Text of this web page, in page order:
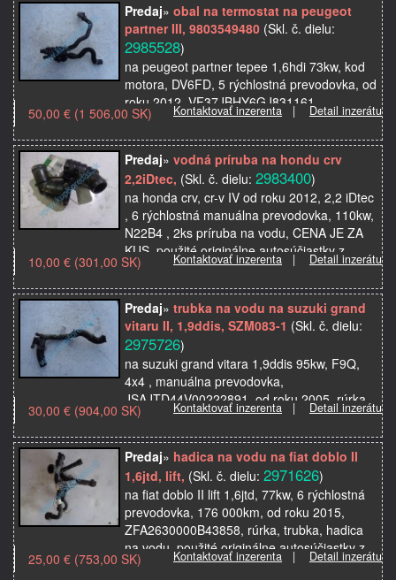
Predaj» obal na termostat na peugeot
partner III, 9803549480 (Skl. č. dielu:
2985528)
na peugeot partner tepee 1,6hdi 73kw, kod
motora, DV6FD, 5 rýchlostná prevodovka, od
roku 2012, VF37JBHY6GJ831161,
najazdené 89700km, obal , kryt termostatu,
na termostat, pasuj…
Kontaktovať inzerenta | Detail inzerátu
50,00 € (1 506,00 SK)
Predaj» vodná príruba na hondu crv
2,2iDtec, (Skl. č. dielu: 2983400)
na honda crv, cr-v IV od roku 2012, 2,2 iDtec
, 6 rýchlostná manuálna prevodovka, 110kw,
N22B4 , 2ks príruba na vodu, CENA JE ZA
KUS, použité originálne autosúčiastky z
auto…
Kontaktovať inzerenta | Detail inzerátu
10,00 € (301,00 SK)
Predaj» trubka na vodu na suzuki grand
vitaru II, 1,9ddis, SZM083-1 (Skl. č. dielu:
2975726)
na suzuki grand vitara 1,9ddis 95kw, F9Q,
4x4 , manuálna prevodovka,
JSAJTD44V00222891, od roku 2005, rúrka,
trubka, hadica na chladiacu kvapalinu,
použité originálne autosúčias…
Kontaktovať inzerenta | Detail inzerátu
30,00 € (904,00 SK)
Predaj» hadica na vodu na fiat doblo II
1,6jtd, lift, (Skl. č. dielu: 2971626)
na fiat doblo II lift 1,6jtd, 77kw, 6 rýchlostná
prevodovka, 176 000km, od roku 2015,
ZFA2630000B43858, rúrka, trubka, hadica
na vodu, použité originálne autosúčiastky z
autovra…Kontaktovať inzerenta | Detail inzerátu
25,00 € (753,00 SK)